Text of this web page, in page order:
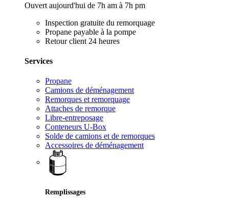
Ouvert aujourd'hui de 7h am à 7h pm
Inspection gratuite du remorquage
Propane payable à la pompe
Retour client 24 heures
Services
Propane
Camions de déménagement
Remorques et remorquage
Attaches de remorque
Libre-entreposage
Conteneurs U-Box
Solde de camions et de remorques
Accessoires de déménagement
Remplissages